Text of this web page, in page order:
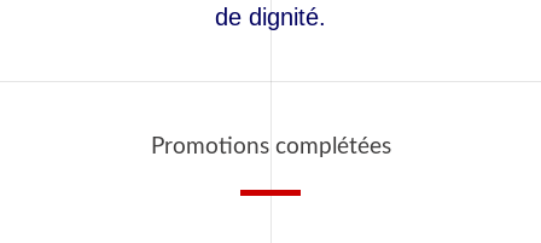
de dignité.
Promotions complétées